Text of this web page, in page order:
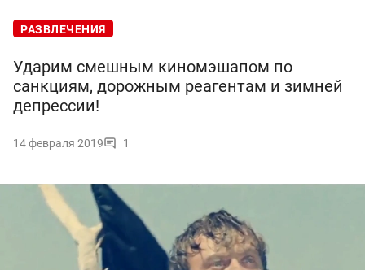
РАЗВЛЕЧЕНИЯ
Ударим смешным киномэшапом по
санкциям, дорожным реагентам и зимней
депрессии!
14 февраля 2019 1